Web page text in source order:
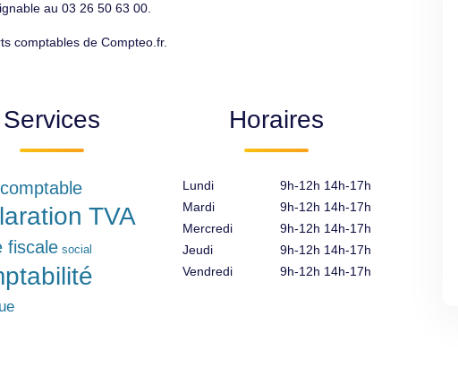
au 03 26 50 63 00.
comptables de Compteo.fr.
Services
TVA
fiscale social
Horaires
Lundi
Mardi
Mercredi
Jeudi
Vendredi
9h-12h 14h-17h
9h-12h 14h-17h
9h-12h 14h-17h
9h-12h 14h-17h
9h-12h 14h-17h